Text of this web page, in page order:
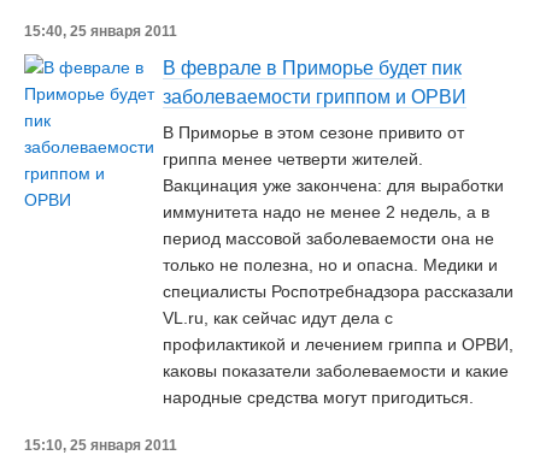
15:40, 25 января 2011
В феврале в Приморье будет пик
заболеваемости гриппом и ОРВИ
В Приморье в этом сезоне привито от
гриппа менее четверти жителей.
Вакцинация уже закончена: для выработки
иммунитета надо не менее 2 недель, а в
период массовой заболеваемости она не
только не полезна, но и опасна. Медики и
специалисты Роспотребнадзора рассказали
VL.ru, как сейчас идут дела с
профилактикой и лечением гриппа и ОРВИ,
каковы показатели заболеваемости и какие
народные средства могут пригодиться.
15:10, 25 января 2011